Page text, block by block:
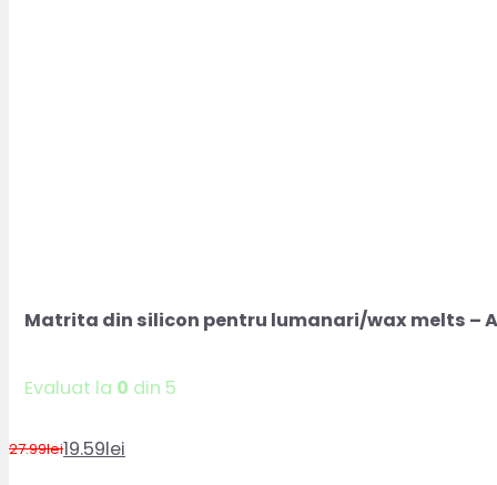
Matrita din silicon pentru lumanari/wax melts –
Evaluat la 0 din 5
27.99lei
Prețul19.59lei
Prețul